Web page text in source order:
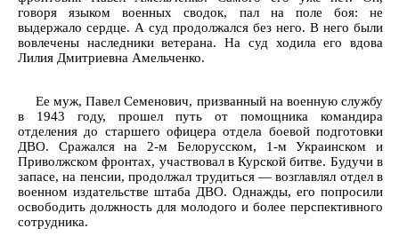
говоря языком военных сводок, пал на поле боя: не
выдержало сердце. А суд продолжался без него. В него были
вовлечены наследники ветерана. На суд ходила его вдова
Лилия Дмитриевна Амельченко.
Ее муж, Павел Семенович, призванный на военную службу
в 1943 году, прошел путь от помощника командира
отделения до старшего офицера отдела боевой подготовки
ДВО. Сражался на 2-м Белорусском, 1-м Украинском и
Приволжском фронтах, участвовал в Курской битве. Будучи в
запасе, на пенсии, продолжал трудиться — возглавлял отдел в
военном издательстве штаба ДВО. Однажды, его попросили
освободить должность для молодого и более перспективного
сотрудника.